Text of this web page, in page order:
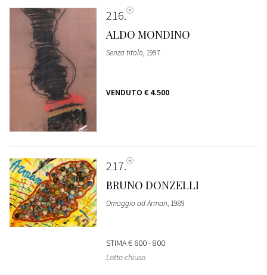
216
ALDO MONDINO
Senza titolo, 1997
VENDUTO € 4.500
217
BRUNO DONZELLI
Omaggio ad Arman, 1989
STIMA€ 600 - 800
Lotto chiuso